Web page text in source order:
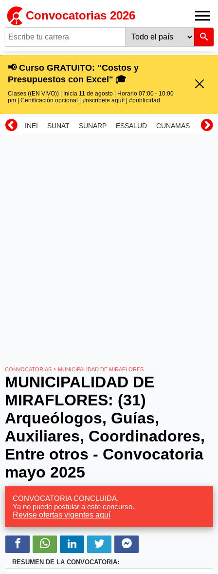
Convocatorias 2026
📢 Curso GRATUITO: "Costos y
Presupuestos con Excel" 🎓
Clases ((EN VIVO)) | Inicia 11 de agosto | Horario 07:00 - 10:00
pm | Certificación opcional | ¡Inscríbete aquí! | #publicidad
INEI SUNAT SUNARP ESSALUD CUNAMAS
CONVOCATORIAS › MUNICIPALIDAD DE MIRAFLORES
MUNICIPALIDAD DE
MIRAFLORES: (31)
Arqueólogos, Guías,
Auxiliares, Coordinadores,
Entre otros - Convocatoria
mayo 2025
CONVOCATORIA CONCLUIDA.
Ya no puede postular a este concurso.
Revise ofertas vigentes aquí
RESUMEN DE LA CONVOCATORIA: